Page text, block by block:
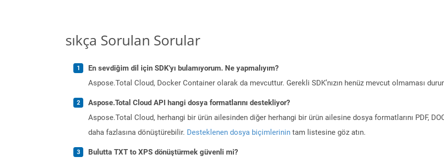
sıkça Sorulan Sorular
En sevdiğim dil için SDK'yı bulamıyorum. Ne yapmalıyım?
Aspose.Total Cloud, Docker Container olarak da mevcuttur. Gerekli SDK’nızın henüz mevcut olmaması
Aspose.Total Cloud API hangi dosya formatlarını destekliyor?
Aspose.Total Cloud, herhangi bir ürün ailesinden diğer herhangi bir ürün ailesine dosya formatlarını PDF,
daha fazlasına dönüştürebilir. Desteklenen dosya biçimlerinin tam listesine göz atın.
Bulutta TXT to XPS dönüştürmek güvenli mi?